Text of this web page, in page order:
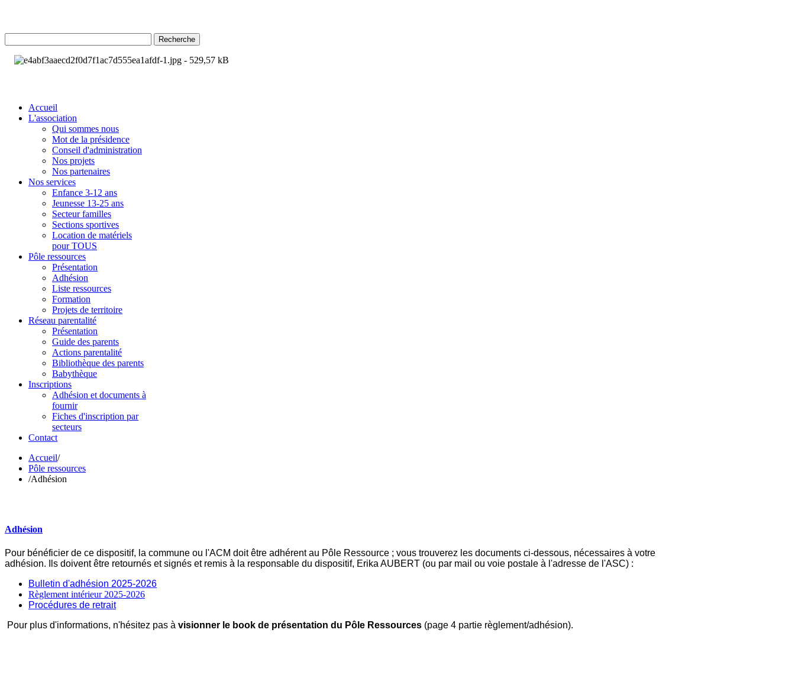
Recherche
Accueil
L'association
Qui sommes nous
Mot de la présidence
Conseil d'administration
Nos projets
Nos partenaires
Nos services
Enfance 3-12 ans
Jeunesse 13-25 ans
Secteur familles
Sections sportives
Location de matériels
pour TOUS
Pôle ressources
Présentation
Adhésion
Liste ressources
Formation
Projets de territoire
Réseau parentalité
Présentation
Guide des parents
Actions parentalité
Bibliothèque des parents
Babythèque
Inscriptions
Adhésion et documents à
fournir
Fiches d'inscription par
secteurs
Contact
Accueil/
Pôle ressources
/Adhésion
Adhésion
Pour bénéficier de ce dispositif, la commune ou l'ACM doit être adhérent au Pôle Ressource ; vous trouverez les documents ci-dessous, nécessaires à votre
adhésion. Ils doivent être retournés et signés et remis à la responsable du dispositif, Erika AUBERT (ou par mail ou voie postale à l'adresse de l'ASC) :
Bulletin d'adhésion 2025-2026
Règlement intérieur 2025-2026
Procédures de retrait
Pour plus d'informations, n'hésitez pas à visionner le book de présentation du Pôle Ressources (page 4 partie règlement/adhésion).